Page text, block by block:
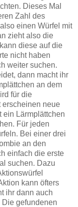
Dieses Mal
Zahl des
einen Würfel mit
zieht also die
diese auf die
nicht haben
weiter suchen.
dann macht ihr
an dem
für die
erscheinen neue
ein Lärmplättchen
Für jeden
Bei einer drei
an den
einfach die erste
suchen. Dazu
kann öfters
ihr dann auch
gefundenen